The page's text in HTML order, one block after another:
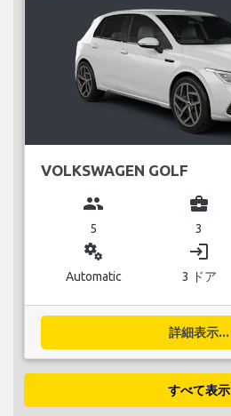
VOLKSWAGEN GOLF
group
5
business_center
3
miscellaneous_services
Automatic
login
3 ドア
詳細表示...
すべて表示